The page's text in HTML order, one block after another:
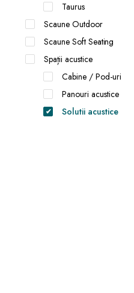
Taurus
Scaune Outdoor
Scaune Soft Seating
Spații acustice
Cabine / Pod-uri
Panouri acustice
Solutii acustice